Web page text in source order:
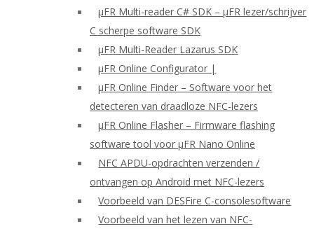
μFR Multi-reader C# SDK – μFR lezer/schrijver
C scherpe software SDK
μFR Multi-Reader Lazarus SDK
μFR Online Configurator |
μFR Online Finder – Software voor het
detecteren van draadloze NFC-lezers
μFR Online Flasher – Firmware flashing
software tool voor μFR Nano Online
NFC APDU-opdrachten verzenden /
ontvangen op Android met NFC-lezers
Voorbeeld van DESFire C-consolesoftware
Voorbeeld van het lezen van NFC-